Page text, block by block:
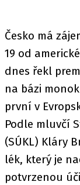
Česko má
19 od
dnes řekl
na bázi
první v
Podle mluvčí
(SÚKL) Kláry
lék, který je
potvrzenou